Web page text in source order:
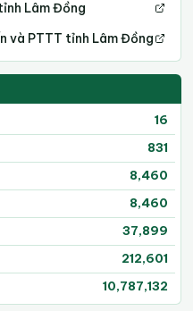
Lâm Đồng
và PTTT tỉnh Lâm Đồng
16
831
8,460
8,460
37,899
212,601
10,787,132